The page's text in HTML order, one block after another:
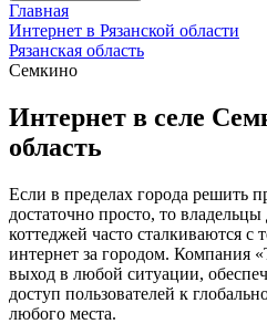
Главная
Интернет в Рязанской области
Рязанская область
Семкино
Интернет в селе
область
Если в пределах города решить
достаточно просто, то
коттеджей часто сталкиваются с
интернет за городом. Компания
выход в любой ситуации,
доступ пользователей к
любого места.